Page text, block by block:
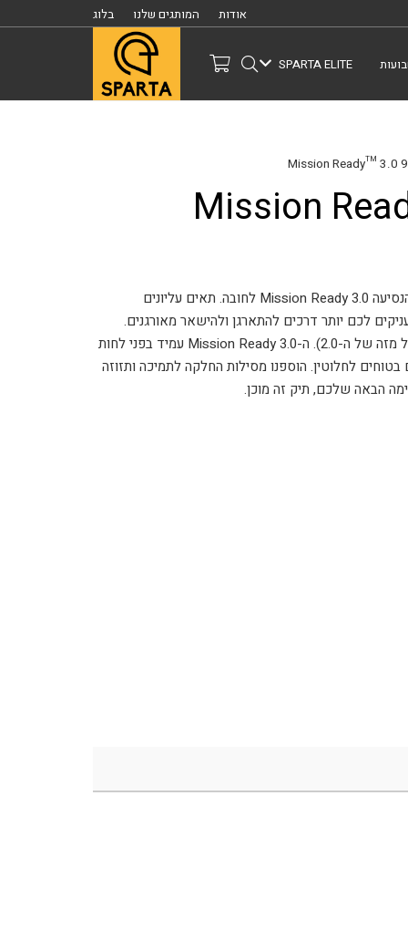
אודות המותגים שלנו בלוג
SPARTA ELITE
עמידות, גמישות וערך יוצאי דופן הופכים את תיק הנסיעה Mission Ready 3.0 לחובה. תאים עליונים
לכם יותר דרכים להתארגן ולהישאר מאורגנים.
הגלגלים יכולים לשאת עד 150 פאונד (יותר מכפול מזה של ה-2.0). ה-Mission Ready 3.0 עמיד בפני לחות
לחלוטין. הוספנו מסילות החלקה לתמיכה ותזוזה
הבאה שלכם, תיק זה מוכן.